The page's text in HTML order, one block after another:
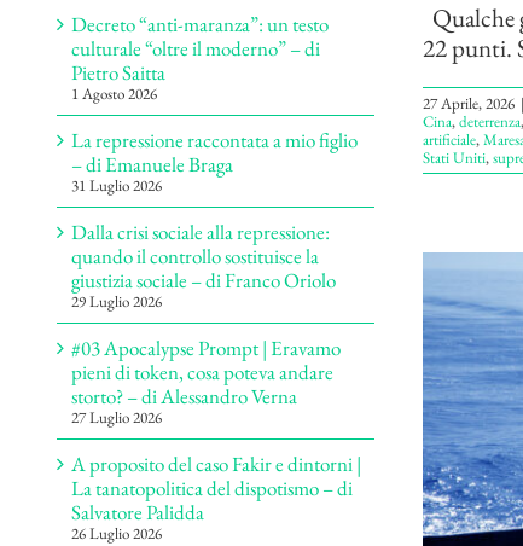
22 punti.
27 Aprile, 2026 |
Cina,deterrenza,
artificiale,
Stati Uniti,
Decreto “anti-maranza”: un testo
culturale “oltre il moderno” – di
Pietro Saitta
1 Agosto 2026
La repressione raccontata a mio figlio
– di Emanuele Braga
31 Luglio 2026
Dalla crisi sociale alla repressione:
quando il controllo sostituisce la
giustizia sociale – di Franco Oriolo
29 Luglio 2026
#03 Apocalypse Prompt | Eravamo
pieni di token, cosa poteva andare
storto? – di Alessandro Verna
27 Luglio 2026
A proposito del caso Fakir e dintorni |
La tanatopolitica del dispotismo – di
Salvatore Palidda
26 Luglio 2026